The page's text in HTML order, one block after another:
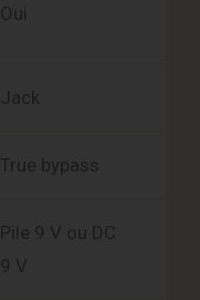
Oui
Jack
True bypass
Pile 9 V ou DC
9 V